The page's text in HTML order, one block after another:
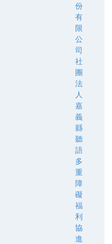
份
有
限
公
司
社
團
法
人
嘉
義
縣
聽
語
多
重
障
礙
福
利
協
進